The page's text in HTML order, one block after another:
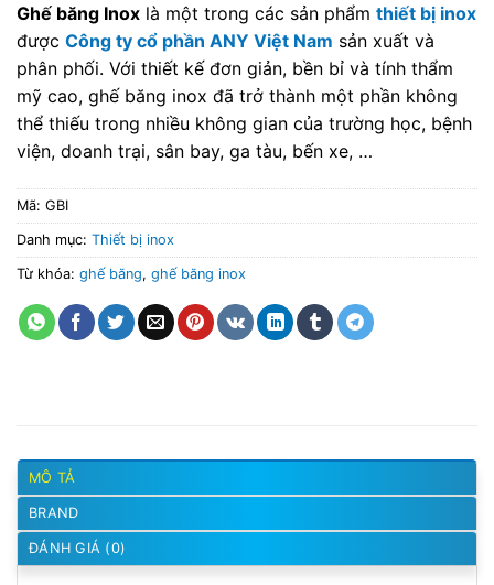
Ghế băng Inox là một trong các sản phẩm thiết bị inox
được Công ty cổ phần ANY Việt Nam sản xuất và
phân phối. Với thiết kế đơn giản, bền bỉ và tính thẩm
mỹ cao, ghế băng inox đã trở thành một phần không
thể thiếu trong nhiều không gian của trường học, bệnh
viện, doanh trại, sân bay, ga tàu, bến xe, …
Mã: GBI
Danh mục: Thiết bị inox
Từ khóa: ghế băng, ghế băng inox
MÔ TẢ
BRAND
ĐÁNH GIÁ (0)